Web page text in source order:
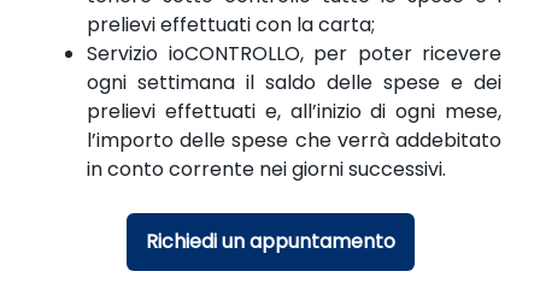
prelievi effettuati con la carta;
Servizio ioCONTROLLO, per poter ricevere
ogni settimana il saldo delle spese e dei
prelievi effettuati e, all’inizio di ogni mese,
l’importo delle spese che verrà addebitato
in conto corrente nei giorni successivi.
Richiedi un appuntamento